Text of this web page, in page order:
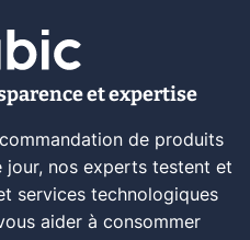
et expertise
de produits
jour, nos experts testent et
services technologiques
aider à consommer